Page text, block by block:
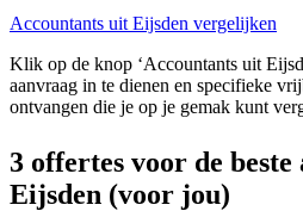
Accountants uit Eijsden vergelijken
Klik op de knop ‘Accountants uit
aanvraag in te dienen en specifieke
ontvangen die je op je gemak kunt
3 offertes voor de
Eijsden (voor jou)